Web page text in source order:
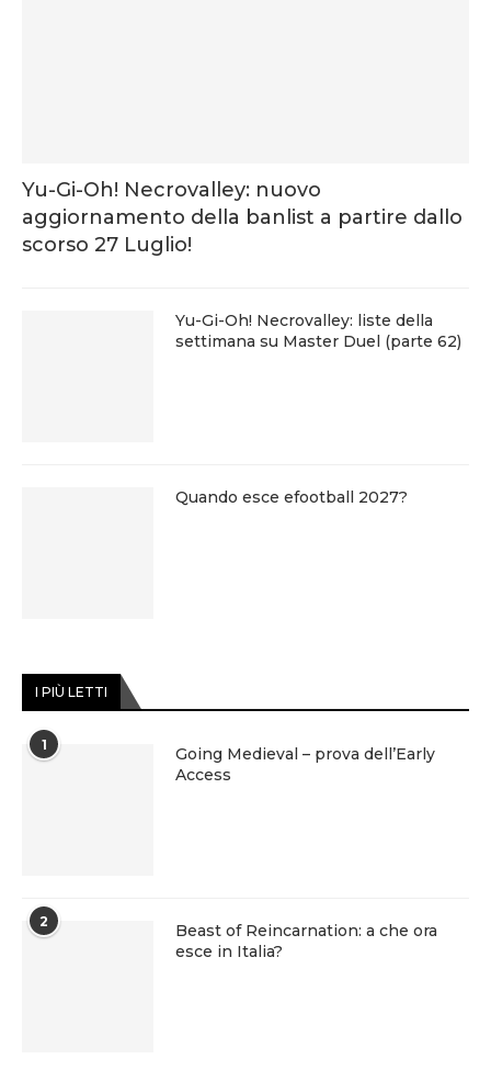
Yu-Gi-Oh! Necrovalley: nuovo
aggiornamento della banlist a partire dallo
scorso 27 Luglio!
Yu-Gi-Oh! Necrovalley: liste della
settimana su Master Duel (parte 62)
Quando esce efootball 2027?
I PIÙ LETTI
1
Going Medieval – prova dell’Early
Access
2
Beast of Reincarnation: a che ora
esce in Italia?